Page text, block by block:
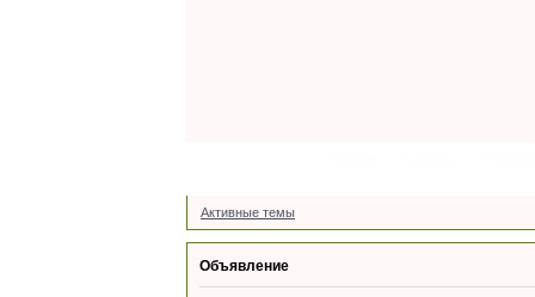
Активные темы
Объявление